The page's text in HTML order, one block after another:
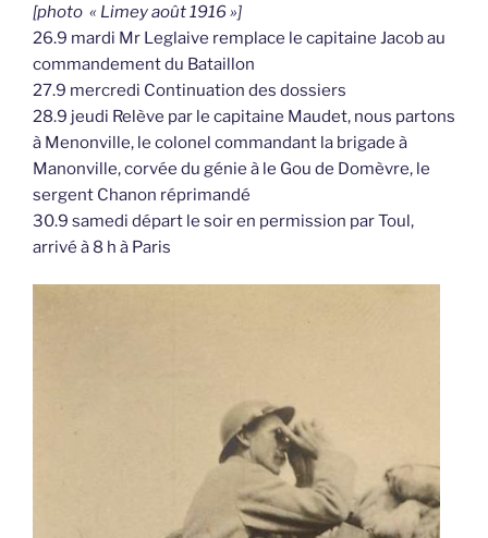
[photo « Limey août 1916 »]
26.9 mardi Mr Leglaive remplace le capitaine Jacob au
commandement du Bataillon
27.9 mercredi Continuation des dossiers
28.9 jeudi Relève par le capitaine Maudet, nous partons
à Menonville, le colonel commandant la brigade à
Manonville, corvée du génie à le Gou de Domèvre, le
sergent Chanon réprimandé
30.9 samedi départ le soir en permission par Toul,
arrivé à 8 h à Paris